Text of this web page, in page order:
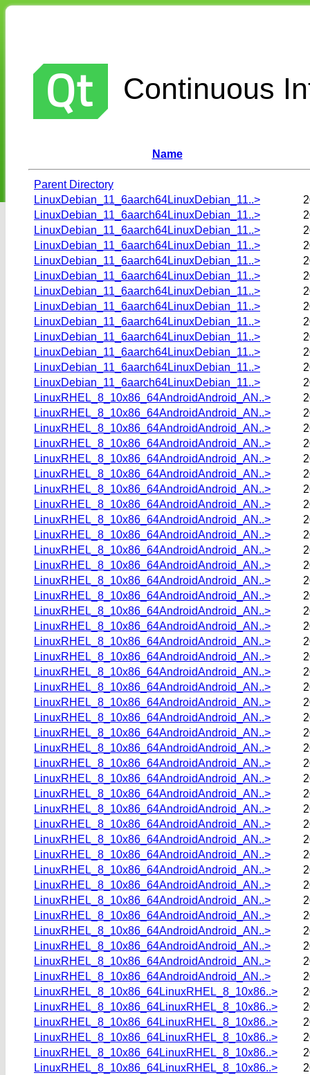
Continuous
Name
Parent Directory
LinuxDebian_11_6aarch64LinuxDebian_11..>
LinuxDebian_11_6aarch64LinuxDebian_11..>
LinuxDebian_11_6aarch64LinuxDebian_11..>
LinuxDebian_11_6aarch64LinuxDebian_11..>
LinuxDebian_11_6aarch64LinuxDebian_11..>
LinuxDebian_11_6aarch64LinuxDebian_11..>
LinuxDebian_11_6aarch64LinuxDebian_11..>
LinuxDebian_11_6aarch64LinuxDebian_11..>
LinuxDebian_11_6aarch64LinuxDebian_11..>
LinuxDebian_11_6aarch64LinuxDebian_11..>
LinuxDebian_11_6aarch64LinuxDebian_11..>
LinuxDebian_11_6aarch64LinuxDebian_11..>
LinuxDebian_11_6aarch64LinuxDebian_11..>
LinuxRHEL_8_10x86_64AndroidAndroid_AN..>
LinuxRHEL_8_10x86_64AndroidAndroid_AN..>
LinuxRHEL_8_10x86_64AndroidAndroid_AN..>
LinuxRHEL_8_10x86_64AndroidAndroid_AN..>
LinuxRHEL_8_10x86_64AndroidAndroid_AN..>
LinuxRHEL_8_10x86_64AndroidAndroid_AN..>
LinuxRHEL_8_10x86_64AndroidAndroid_AN..>
LinuxRHEL_8_10x86_64AndroidAndroid_AN..>
LinuxRHEL_8_10x86_64AndroidAndroid_AN..>
LinuxRHEL_8_10x86_64AndroidAndroid_AN..>
LinuxRHEL_8_10x86_64AndroidAndroid_AN..>
LinuxRHEL_8_10x86_64AndroidAndroid_AN..>
LinuxRHEL_8_10x86_64AndroidAndroid_AN..>
LinuxRHEL_8_10x86_64AndroidAndroid_AN..>
LinuxRHEL_8_10x86_64AndroidAndroid_AN..>
LinuxRHEL_8_10x86_64AndroidAndroid_AN..>
LinuxRHEL_8_10x86_64AndroidAndroid_AN..>
LinuxRHEL_8_10x86_64AndroidAndroid_AN..>
LinuxRHEL_8_10x86_64AndroidAndroid_AN..>
LinuxRHEL_8_10x86_64AndroidAndroid_AN..>
LinuxRHEL_8_10x86_64AndroidAndroid_AN..>
LinuxRHEL_8_10x86_64AndroidAndroid_AN..>
LinuxRHEL_8_10x86_64AndroidAndroid_AN..>
LinuxRHEL_8_10x86_64AndroidAndroid_AN..>
LinuxRHEL_8_10x86_64AndroidAndroid_AN..>
LinuxRHEL_8_10x86_64AndroidAndroid_AN..>
LinuxRHEL_8_10x86_64AndroidAndroid_AN..>
LinuxRHEL_8_10x86_64AndroidAndroid_AN..>
LinuxRHEL_8_10x86_64AndroidAndroid_AN..>
LinuxRHEL_8_10x86_64AndroidAndroid_AN..>
LinuxRHEL_8_10x86_64AndroidAndroid_AN..>
LinuxRHEL_8_10x86_64AndroidAndroid_AN..>
LinuxRHEL_8_10x86_64AndroidAndroid_AN..>
LinuxRHEL_8_10x86_64AndroidAndroid_AN..>
LinuxRHEL_8_10x86_64AndroidAndroid_AN..>
LinuxRHEL_8_10x86_64AndroidAndroid_AN..>
LinuxRHEL_8_10x86_64AndroidAndroid_AN..>
LinuxRHEL_8_10x86_64AndroidAndroid_AN..>
LinuxRHEL_8_10x86_64AndroidAndroid_AN..>
LinuxRHEL_8_10x86_64LinuxRHEL_8_10x86..>
LinuxRHEL_8_10x86_64LinuxRHEL_8_10x86..>
LinuxRHEL_8_10x86_64LinuxRHEL_8_10x86..>
LinuxRHEL_8_10x86_64LinuxRHEL_8_10x86..>
LinuxRHEL_8_10x86_64LinuxRHEL_8_10x86..>
LinuxRHEL_8_10x86_64LinuxRHEL_8_10x86..>